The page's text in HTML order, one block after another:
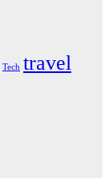
Tech travel